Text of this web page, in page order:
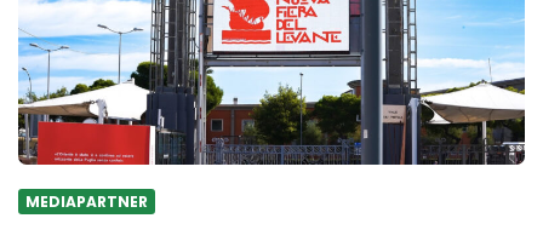
MEDIAPARTNER